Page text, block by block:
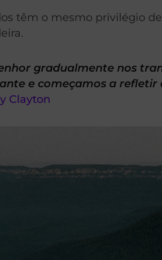
têm o mesmo privilégio
gradualmente nos
e começamos a refletir
Clayton